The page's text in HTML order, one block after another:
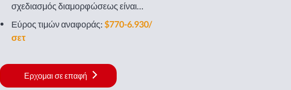
σχεδιασμός διαμορφώσεως είναι
εύκολος στη μεταφορά
Εύρος τιμών αναφοράς:$770-6.930/
σετ
Ερχομαι σε επαφή